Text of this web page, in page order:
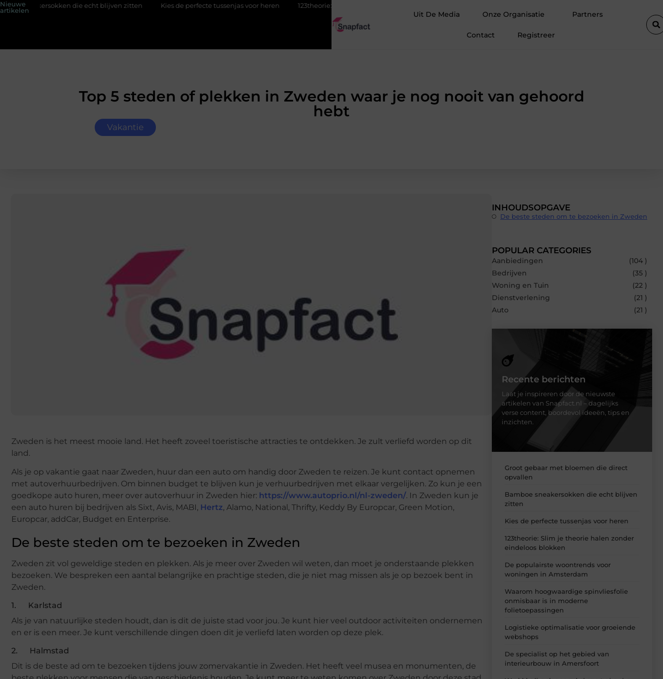
Nieuwe
artikelen
die echt blijven zitten Kies de perfecte tussenjas voor heren 123theorie: Slim je theorie halen zonder eindeloos blokken
Uit De Media Onze Organisatie Partners
Contact Registreer
Top 5 steden of plekken in Zweden waar je nog nooit van gehoord
hebt
Vakantie
Zweden is het meest mooie land. Het heeft zoveel toeristische attracties te ontdekken. Je zult verliefd worden op dit
land.
Als je op vakantie gaat naar Zweden, huur dan een auto om handig door Zweden te reizen. Je kunt contact opnemen
met autoverhuurbedrijven. Om binnen budget te blijven kun je verhuurbedrijven met elkaar vergelijken. Zo kun je een
goedkope auto huren, meer over autoverhuur in Zweden hier: https://www.autoprio.nl/nl-zweden/. In Zweden kun je
een auto huren bij bedrijven als Sixt, Avis, MABI, Hertz, Alamo, National, Thrifty, Keddy By Europcar, Green Motion,
Europcar, addCar, Budget en Enterprise.
De beste steden om te bezoeken in Zweden
Zweden zit vol geweldige steden en plekken. Als je meer over Zweden wil weten, dan moet je onderstaande plekken
bezoeken. We bespreken een aantal belangrijke en prachtige steden, die je niet mag missen als je op bezoek bent in
Zweden.
1. Karlstad
Als je van natuurlijke steden houdt, dan is dit de juiste stad voor jou. Je kunt hier veel outdoor activiteiten ondernemen
en er is een meer. Je kunt verschillende dingen doen dit je verliefd laten worden op deze plek.
2. Halmstad
Dit is de beste ad om te bezoeken tijdens jouw zomervakantie in Zweden. Het heeft veel musea en monumenten, de
INHOUDSOPGAVE
De beste steden om te bezoeken in Zweden
POPULAR CATEGORIES
Aanbiedingen
(104 )
Bedrijven
(35 )
Woning en Tuin
(22 )
Dienstverlening
(21 )
Auto
(21 )
Recente berichten
Laat je inspireren door de nieuwste
artikelen van Snapfact.nl – dagelijks
verse content, boordevol ideeën, tips en
inzichten.
Groot gebaar met bloemen die direct
opvallen
Bamboe sneakersokken die echt blijven
zitten
Kies de perfecte tussenjas voor heren
123theorie: Slim je theorie halen zonder
eindeloos blokken
De populairste woontrends voor
woningen in Amsterdam
Waarom hoogwaardige spinvliesfolie
onmisbaar is in moderne
folietoepassingen
Logistieke optimalisatie voor groeiende
webshops
De specialist op het gebied van
interieurbouw in Amersfoort